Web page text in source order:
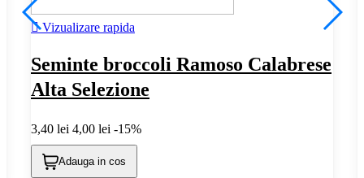
Vizualizare rapida
Seminte broccoli Ramoso Calabrese
Alta Selezione
3,40 lei 4,00 lei -15%
Adauga in cos